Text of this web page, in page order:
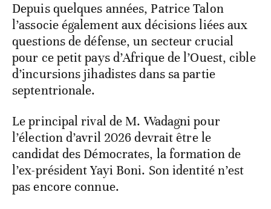
Depuis quelques années, Patrice Talon
l’associe également aux décisions liées aux
questions de défense, un secteur crucial
pour ce petit pays d’Afrique de l’Ouest, cible
d’incursions jihadistes dans sa partie
septentrionale.
Le principal rival de M. Wadagni pour
l’élection d’avril 2026 devrait être le
candidat des Démocrates, la formation de
l’ex-président Yayi Boni. Son identité n’est
pas encore connue.